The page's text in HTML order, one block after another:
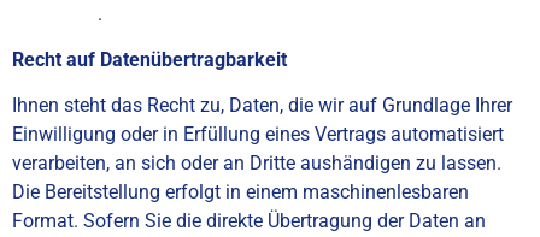
.
Recht auf Datenübertragbarkeit
Ihnen steht das Recht zu, Daten, die wir auf Grundlage Ihrer
Einwilligung oder in Erfüllung eines Vertrags automatisiert
verarbeiten, an sich oder an Dritte aushändigen zu lassen.
Die Bereitstellung erfolgt in einem maschinenlesbaren
Format. Sofern Sie die direkte Übertragung der Daten an